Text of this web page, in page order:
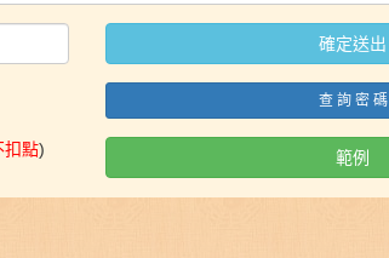
查 詢 密 碼
扣點) 範例